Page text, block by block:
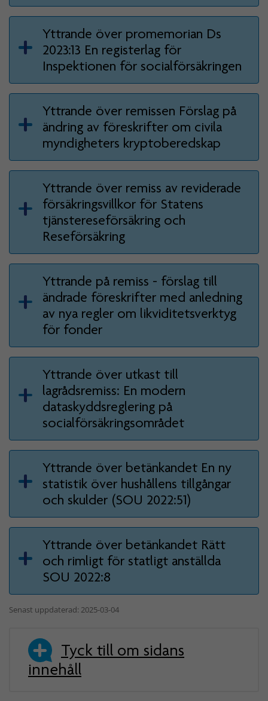
Yttrande över promemorian Ds
2023:13 En registerlag för
Inspektionen för socialförsäkringen
Yttrande över remissen Förslag på
ändring av föreskrifter om civila
myndigheters kryptoberedskap
Yttrande över remiss av reviderade
försäkringsvillkor för Statens
tjänstereseförsäkring och
Reseförsäkring
Yttrande på remiss - förslag till
ändrade föreskrifter med anledning
av nya regler om likviditetsverktyg
för fonder
Yttrande över utkast till
lagrådsremiss: En modern
dataskyddsreglering på
socialförsäkringsområdet
Yttrande över betänkandet En ny
statistik över hushållens tillgångar
och skulder (SOU 2022:51)
Yttrande över betänkandet Rätt
och rimligt för statligt anställda
SOU 2022:8
Senast uppdaterad: 2025-03-04
Tyck till om sidans
innehåll